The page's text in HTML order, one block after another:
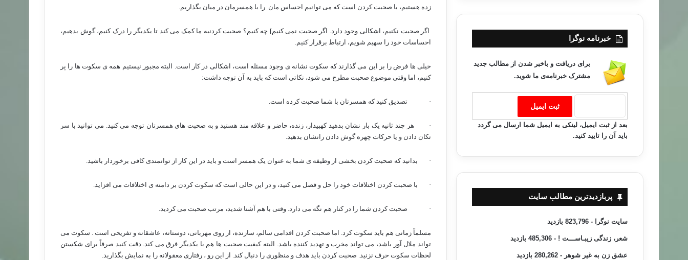
زده هستیم، با صحبت کردن است که می توانیم احساس مان را با همسرمان در میان بگذاریم.
اگر صحبت نکنیم، اشکالی وجود دارد. اگر صحبت نمی کنیم] چه کنیم؟ صحبت کردنبه ما کمک می کند تا یکدیگر را درک کنیم، گوش بدهیم،
احساسات خود را سهیم شویم، ارتباط برقرار کنیم.
خیلی ها فرض را بر این می گذارند که سکوت نشانه ی وجود مسئله است، اشکالی در کار است. البته مجبور نیستیم همه ی سکوت ها را پر
کنیم، اما وقتی موضوع صحبت مطرح می شود، نکاتی است که باید به آن توجه داشت:
· تصدیق کنید که همسرتان با شما صحبت کرده است.
·
هر چند ثانیه یک بار نشان بدهید کهبیدار، زنده، حاضر و علاقه مند هستید و به صحبت های همسرتان توجه می کنید. می توانید با سر
تکان دادن و یا حرکات چهره گوش دادن رانشان بدهید.
· بدانید که صحبت کردن بخشی از وظیفه ی شما به عنوان یک همسر است و باید در این کار از توانمندی کافی برخوردار باشید.
· با صحبت کردن اختلافات خود را حل و فصل می کنید، و در این حالی است که سکوت کردن بر دامنه ی اختلافات می افزاید.
· صحبت کردن شما را در کنار هم نگه می دارد. وقتی با هم آشنا شدید، مرتب صحبت می کردید.
مسلماً زمانی هم باید سکوت کرد. اما صحبت کردن اقدامی سالم، سازنده، از روی مهربانی، دوستانه، عاشقانه و تفریحی است . سکوت می
تواند ملال آور باشد، می تواند مخرب و تهدید کننده باشد. البته کیفیت صحبت ها هم با یکدیگر فرق می کند. دقت کنید صرفاً برای شکستن
لحظات سکوت حرف نزنید. صحبت کردن باید هدف و منظوری را دنبال کند. از این رو ، رفتاری معقولانه را به نمایش بگذارید.
خبرنامه نوگرا
برای دریافت و باخبر شدن از مطالب جدید
مشترک خبرنامه‌ی ما شوید.
بعد از ثبت ایمیل، لینکی به ایمیل شما ارسال می گردد
باید آن را تایید کنید.
پربازدیدترین مطالب سایت
سایت نوگرا - 823,796 بازدید
شعر، زندگی زیبـاســـت ! - 485,306 بازدید
عشق زن به غیر شوهر - 280,262 بازدید